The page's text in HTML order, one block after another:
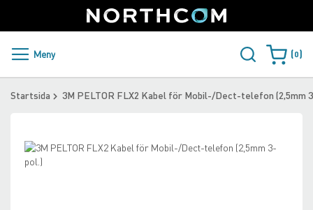
to
Content
Sweden
PRODUKTER OCH LÖSNINGAR
ÅTERFÖRSÄLJARE
Meny Varukorgen
0
Startsida 3M PELTOR FLX2 Kabel för Mobil-/Dect-telefon (2,5mm
Skip
to